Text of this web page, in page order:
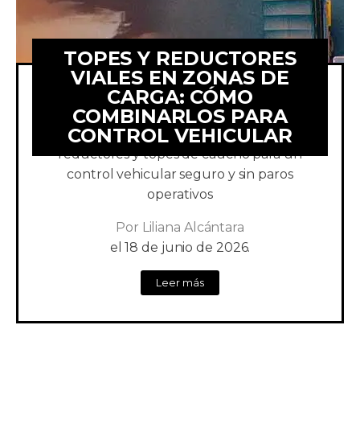
TOPES Y REDUCTORES
VIALES EN ZONAS DE
CARGA: CÓMO
COMBINARLOS PARA
CONTROL VEHICULAR
Optimiza el patio de maniobras de tu
empresa. Descubre cómo instalar
reductores y topes de caucho para un
control vehicular seguro y sin paros
operativos
Por Liliana Alcántara
el 18 de junio de 2026.
Leer más